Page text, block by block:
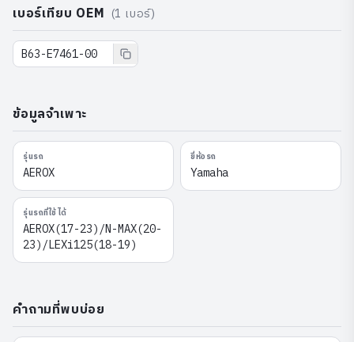
เบอร์เทียบ OEM (1 เบอร์)
B63-E7461-00
ข้อมูลจำเพาะ
รุ่นรถ
AEROX
ยี่ห้อรถ
Yamaha
รุ่นรถที่ใช้ได้
AEROX(17-23)/N-MAX(20-
23)/LEXi125(18-19)
คำถามที่พบบ่อย